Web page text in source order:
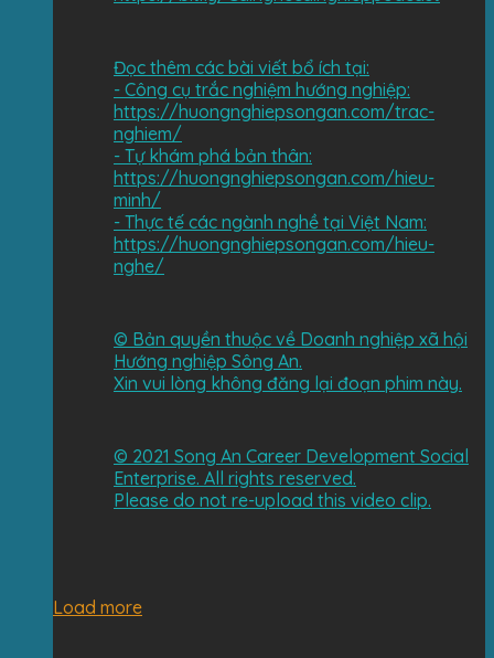
Đọc thêm các bài viết bổ ích tại:
- Công cụ trắc nghiệm hướng nghiệp:
https://huongnghiepsongan.com/trac-
nghiem/
- Tự khám phá bản thân:
https://huongnghiepsongan.com/hieu-
minh/
- Thực tế các ngành nghề tại Việt Nam:
https://huongnghiepsongan.com/hieu-
nghe/
©️ Bản quyền thuộc về Doanh nghiệp xã hội
Hướng nghiệp Sông An.
Xin vui lòng không đăng lại đoạn phim này.
©️ 2021 Song An Career Development Social
Enterprise. All rights reserved.
Please do not re-upload this video clip.
Load more